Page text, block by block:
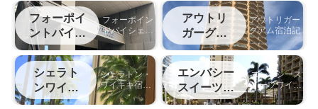
フォーポイ
ントバイシ
ェラトン中
部国際空港
フォーポイン
トバイシェラ
トン名古屋中
部国際空港宿
泊記
アウトリ
ガーグア
ム
アウトリガー
グアム宿泊記
シェラト
ンワイキ
キ
シェラトン・
ワイキキ宿泊
記
エンバシー
スイーツワ
イキキ
エンバシース
イーツワイキ
キ宿泊記